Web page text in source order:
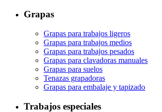
Grapas
Grapas para trabajos ligeros
Grapas para trabajos medios
Grapas para trabajos pesados
Grapas para clavadoras manuales
Grapas para suelos
Tenazas grapadoras
Grapas para embalaje y tapizado
Trabajos especiales